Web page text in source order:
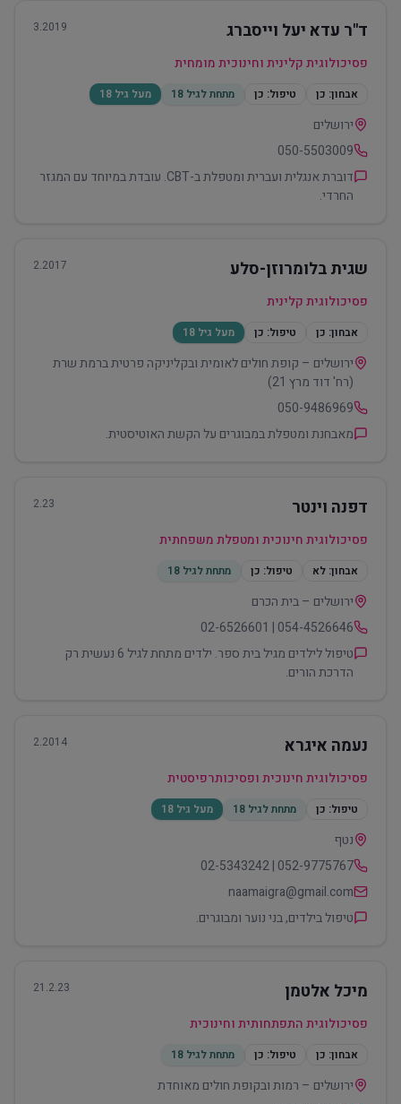
ד"ר עדא יעל וייסברג 3.2019
פסיכולוגית קלינית וחינוכית מומחית
אבחון: כן טיפול: כן מתחת לגיל 18 מעל גיל 18
ירושלים
050-5503009
דוברת אנגלית ועברית ומטפלת ב-CBT. עובדת במיוחד עם המגזר
החרדי.
שגית בלומרוזן-סלע 2.2017
פסיכולוגית קלינית
אבחון: כן טיפול: כן מעל גיל 18
ירושלים – קופת חולים לאומית ובקליניקה פרטית ברמת שרת
(רח' דוד מרץ 21)
050-9486969
מאבחנת ומטפלת במבוגרים על הקשת האוטיסטית.
דפנה וינטר 2.23
פסיכולוגית חינוכית ומטפלת משפחתית
אבחון: לא טיפול: כן מתחת לגיל 18
ירושלים – בית הכרם
054-4526646 | 02-6526601
טיפול לילדים מגיל בית ספר. ילדים מתחת לגיל 6 נעשית רק
הדרכת הורים.
נעמה איגרא 2.2014
פסיכולוגית חינוכית ופסיכותרפיסטית
טיפול: כן מתחת לגיל 18 מעל גיל 18
נטף
052-9775767 | 02-5343242
naamaigra@gmail.com
טיפול בילדים, בני נוער ומבוגרים.
מיכל אלטמן 21.2.23
פסיכולוגית התפתחותית וחינוכית
אבחון: כן טיפול: כן מתחת לגיל 18
ירושלים – רמות ובקופת חולים מאוחדת